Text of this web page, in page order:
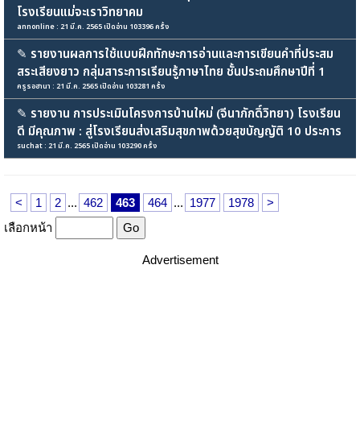
โรงเรียนแม่จะเราวิทยาคม
annonline : 21 มี.ค. 2565 เปิดอ่าน 103396 ครั้ง
✎ รายงานผลการใช้แบบฝึกทักษะการอ่านและการเขียนคำที่ประสม
สระเสียงยาว กลุ่มสาระการเรียนรู้ภาษาไทย ชั้นประถมศึกษาปีที่ 1
ครูรอฮานา : 21 มี.ค. 2565 เปิดอ่าน 103281 ครั้ง
✎ รายงาน การประเมินโครงการบ้านใหม่ (จีนาภักดิ์วิทยา) โรงเรียน
ดี มีคุณภาพ : สู่โรงเรียนส่งเสริมสุขภาพด้วยสุขบัญญัติ 10 ประการ
suchat : 21 มี.ค. 2565 เปิดอ่าน 103290 ครั้ง
< 1 2 ... 462 463 464 ... 1977 1978
>
เลือกหน้า
Advertisement